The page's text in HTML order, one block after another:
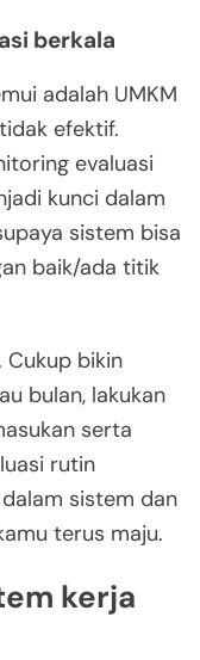
berkala
adalah UMKM
efektif.
evaluasi
kunci dalam
sistem bisa
baik/ada titik
Cukup bikin
bulan, lakukan
serta
rutin
sistem dan
terus maju.
kerja